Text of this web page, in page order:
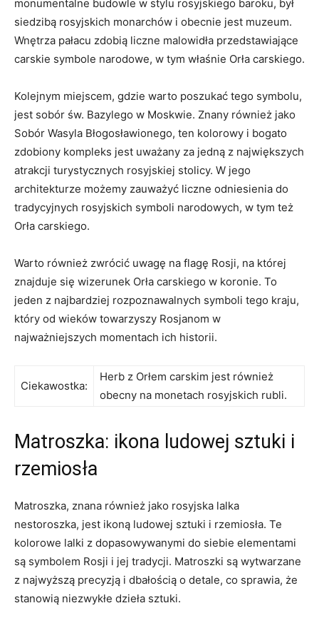
monumentalne ⁣budowle w stylu rosyjskiego baroku, był
siedzibą rosyjskich monarchów i‍ obecnie jest ⁣muzeum.
Wnętrza pałacu ⁤zdobią liczne⁣ malowidła przedstawiające
carskie ⁢symbole narodowe,⁣ w tym właśnie ⁢Orła carskiego.
Kolejnym miejscem, gdzie warto poszukać⁢ tego‍ symbolu,
jest sobór św. Bazylego‍ w Moskwie. Znany również ​jako
Sobór ‌Wasyla Błogosławionego,‍ ten kolorowy ​i bogato
zdobiony kompleks jest uważany ⁣za jedną⁤ z największych
atrakcji turystycznych rosyjskiej stolicy. W jego
⁤architekturze możemy zauważyć liczne odniesienia do⁤
tradycyjnych​ rosyjskich symboli‌ narodowych, w tym ​też
Orła carskiego.
Warto również zwrócić uwagę‍ na flagę ⁢Rosji,‍ na której​
znajduje się wizerunek Orła carskiego w ⁢koronie. To
jeden z‍ najbardziej rozpoznawalnych symboli tego ‌kraju,
‍który od ‌wieków towarzyszy Rosjanom w
najważniejszych momentach ich historii.
Ciekawostka:
Herb z‌ Orłem carskim ‌jest również
⁤obecny⁤ na ‌monetach‍ rosyjskich rubli.
Matroszka: ikona ludowej sztuki i
rzemiosła
Matroszka, ⁣znana⁣ również jako rosyjska‍ lalka⁣
nestoroszka,‍ jest⁣ ikoną ludowej ⁢sztuki i rzemiosła. Te
kolorowe ⁣lalki z dopasowywanymi⁤ do siebie ⁤elementami
są symbolem Rosji i jej ⁤tradycji. Matroszki są​ wytwarzane
z najwyższą precyzją⁣ i dbałością o‍ detale, co ⁣sprawia, że
⁣stanowią niezwykłe‌ dzieła sztuki.